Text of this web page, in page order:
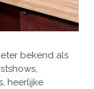
bekend als
heerlijke